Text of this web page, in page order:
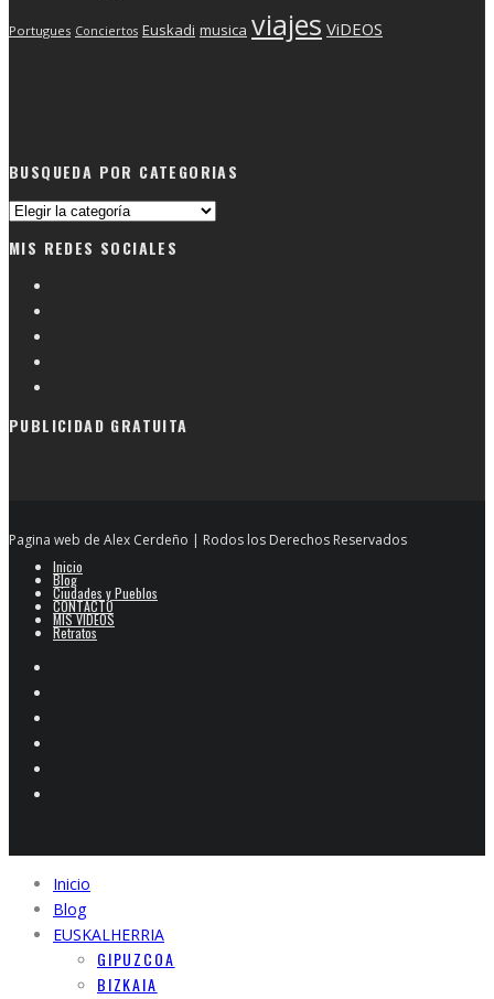
Portugues Conciertos Euskadi musica viajes ViDEOS
BUSQUEDA POR CATEGORIAS
Busqueda
categorias
MIS REDES SOCIALES
PUBLICIDAD GRATUITA
Pagina web de Alex Cerdeño | Rodos los Derechos Reservados
Inicio
Blog
Ciudades y Pueblos
CONTACTO
MIS VIDEOS
Retratos
Inicio
Blog
EUSKALHERRIA
GIPUZCOA
BIZKAIA